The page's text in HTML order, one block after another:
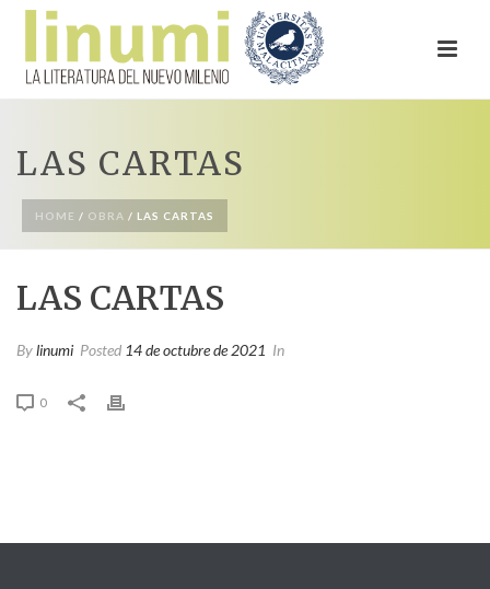
LAS CARTAS
HOME / OBRA / LAS CARTAS
LAS CARTAS
Bylinumi Posted 14 de octubre de 2021 In
0